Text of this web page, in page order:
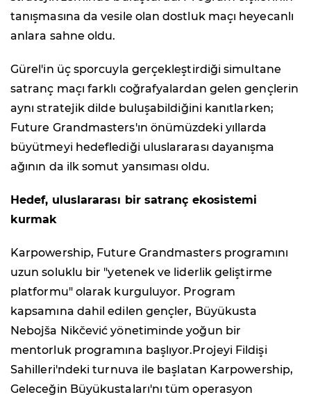
tanışmasına da vesile olan dostluk maçı heyecanlı
anlara sahne oldu.
Gürel'in üç sporcuyla gerçekleştirdiği simultane
satranç maçı farklı coğrafyalardan gelen gençlerin
aynı stratejik dilde buluşabildiğini kanıtlarken;
Future Grandmasters'ın önümüzdeki yıllarda
büyütmeyi hedeflediği uluslararası dayanışma
ağının da ilk somut yansıması oldu.
Hedef, uluslararası bir satranç ekosistemi
kurmak
Karpowership, Future Grandmasters programını
uzun soluklu bir "yetenek ve liderlik geliştirme
platformu" olarak kurguluyor. Program
kapsamına dahil edilen gençler, Büyükusta
Nebojša Nikčević yönetiminde yoğun bir
mentorluk programına başlıyor.Projeyi Fildişi
Sahilleri'ndeki turnuva ile başlatan Karpowership,
Geleceğin Büyükustaları'nı tüm operasyon